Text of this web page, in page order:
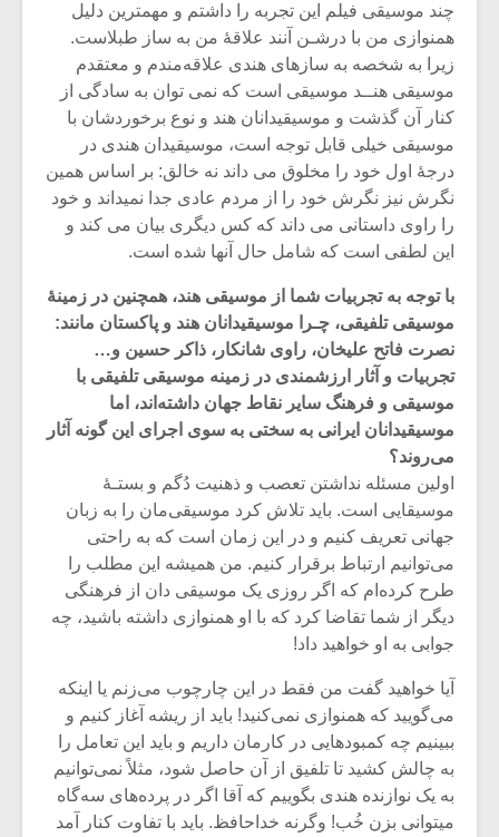
چند موسیقی فیلم این تجربه را داشتم و مهمترین دلیل
همنوازی من با درشـن آنند علاقۀ من به ساز طبلاست.
زیرا به شخصه به سازهای هندی علاقه‌مندم و معتقدم
موسیقی هنــد موسیقی است که نمی توان به سادگی از
کنار آن گذشت و موسیقیدانان هند و نوع برخوردشان با
موسیقی خیلی قابل توجه است، موسیقیدان هندی در
درجۀ اول خود را مخلوق می داند نه خالق: بر اساس همین
نگرش نیز نگرش خود را از مردم عادی جدا نمیداند و خود
را راوی داستانی می داند که کس دیگری بیان می کند و
این لطفی است که شامل حال آنها شده است.
با توجه به تجربیات شما از موسیقی هند، همچنین در زمینۀ
موسیقی تلفیقی، چـرا موسیقیدانان هند و پاکستان مانند:
نصرت فاتح علیخان، راوی شانکار، ذاکر حسین و…
تجربیات و آثار ارزشمندی در زمینه موسیقی تلفیقی با
موسیقی و فرهنگ سایر نقاط جهان داشته‌اند، اما
موسیقیدانان ایرانی به سختی به سوی اجرای این گونه آثار
می‌روند؟
اولین مسئله نداشتن تعصب و ذهنیت دُگم و بستـۀ
موسیقایی است. باید تلاش کرد موسیقی‌مان را به زبان
جهانی تعریف کنیم و در این زمان است که به راحتی
می‌توانیم ارتباط برقرار کنیم. من همیشه این مطلب را
طرح کرده‌ام که اگر روزی یک موسیقی دان از فرهنگی
دیگر از شما تقاضا کرد که با او همنوازی داشته باشید، چه
جوابی به او خواهید داد!
آیا خواهید گفت من فقط در این چارچوب می‌زنم یا اینکه
می‌گویید که همنوازی نمی‌کنید! باید از ریشه آغاز کنیم و
ببینیم چه کمبودهایی در کارمان داریم و باید این تعامل را
به چالش کشید تا تلفیق از آن حاصل شود، مثلاً نمی‌توانیم
به یک نوازنده هندی بگوییم که آقا اگر در پرده‌های سه‌گاه
میتوانی بزن خُب! وگرنه خداحافظ. باید با تفاوت کنار آمد
اگر نمی توانی
مشهورترین باشی،
بدنام ترین باش